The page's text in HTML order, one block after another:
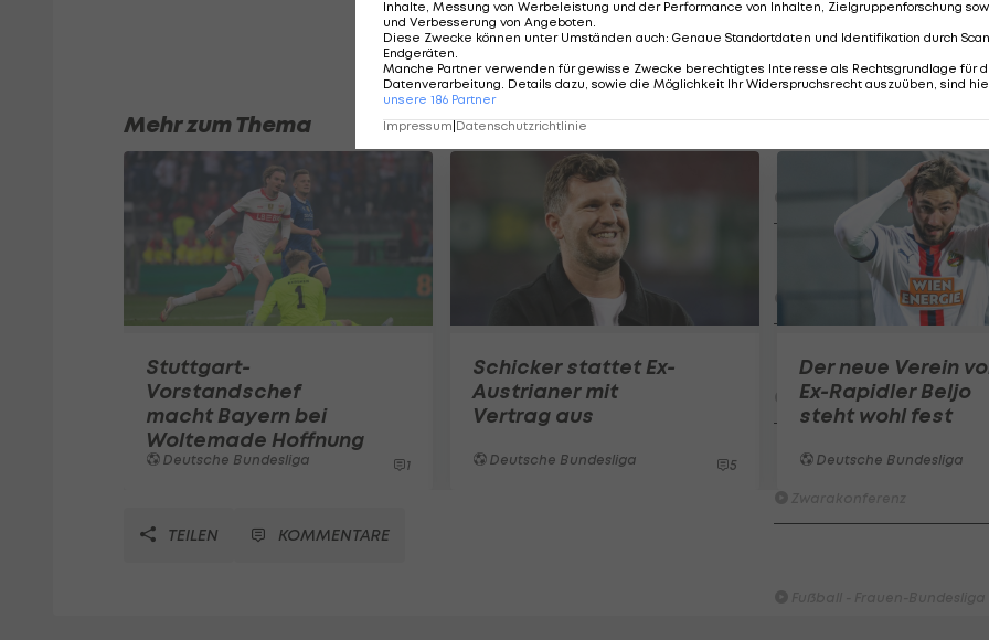
Tirol I #Zwarakonferenz
Am Stammtisch bei Andy
Stammtisch
I schau a #LigaZWA - Die
I schau a LigaZWA
Titelfavorit?
Ansakonferenz
Wacker furios: Was ist in
möglich? I #Zwarakonferenz
Mehr zum Thema
Stuttgart-
Vorstandschef
macht Bayern bei
Woltemade Hoffnung
Deutsche Bundesliga 1
Schicker stattet Ex-
Austrianer mit
Vertrag aus
Deutsche Bundesliga 5
Der neue Verein
Ex-Rapidler Beljo
steht wohl fest
Deutsche Bundesliga
TEILEN KOMMENTARE
Inhalte, Messung von Werbeleistung und der Performance von Inhalten, Zielgruppenforschung
und Verbesserung von Angeboten.
Diese Zwecke können unter Umständen auch: Genaue Standortdaten und Identifikation durch
Endgeräten.
Manche Partner verwenden für gewisse Zwecke berechtigtes Interesse als Rechtsgrundlage für
Datenverarbeitung. Details dazu, sowie die Möglichkeit Ihr Widerspruchsrecht auszuüben, sind
unsere 186 Partner
Impressum Datenschutzrichtlinie